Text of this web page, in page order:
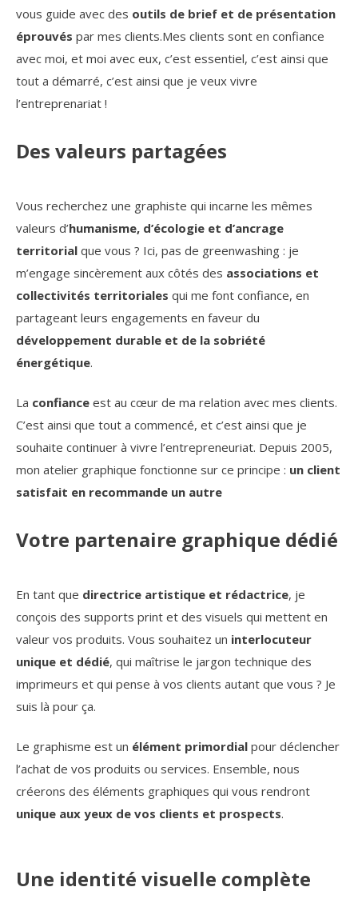
vous guide avec des outils de brief et de présentation
éprouvés par mes clients.Mes clients sont en confiance
avec moi, et moi avec eux, c’est essentiel, c’est ainsi que
tout a démarré, c’est ainsi que je veux vivre
l’entreprenariat !
Des valeurs partagées
Vous recherchez une graphiste qui incarne les mêmes
valeurs d’humanisme, d’écologie et d’ancrage
territorial que vous ? Ici, pas de greenwashing : je
m’engage sincèrement aux côtés des associations et
collectivités territoriales qui me font confiance, en
partageant leurs engagements en faveur du
développement durable et de la sobriété
énergétique.
La confiance est au cœur de ma relation avec mes clients.
C’est ainsi que tout a commencé, et c’est ainsi que je
souhaite continuer à vivre l’entrepreneuriat. Depuis 2005,
mon atelier graphique fonctionne sur ce principe : un client
satisfait en recommande un autre
Votre partenaire graphique dédié
En tant que directrice artistique et rédactrice, je
conçois des supports print et des visuels qui mettent en
valeur vos produits. Vous souhaitez un interlocuteur
unique et dédié, qui maîtrise le jargon technique des
imprimeurs et qui pense à vos clients autant que vous ? Je
suis là pour ça.
Le graphisme est un élément primordial pour déclencher
l’achat de vos produits ou services. Ensemble, nous
créerons des éléments graphiques qui vous rendront
unique aux yeux de vos clients et prospects.
Une identité visuelle complète